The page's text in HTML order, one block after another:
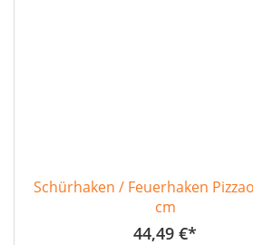
Schürhaken / Feuerhaken
cm
44,49 €